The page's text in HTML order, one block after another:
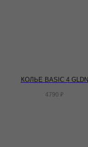
КОЛЬЕ BASIC 4 GLDN
4790 ₽